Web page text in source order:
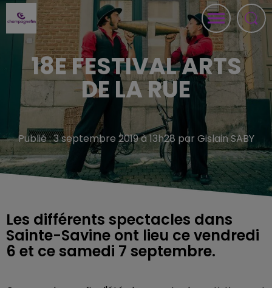
18E FESTIVAL ARTS
DE LA RUE
Publié : 3 septembre 2019 à 13h28 par Gislain SABY
Les différents spectacles dans
Sainte-Savine ont lieu ce vendredi
6 et ce samedi 7 septembre.